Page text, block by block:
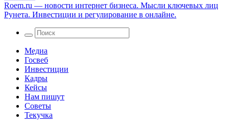
Roem.ru — новости интернет бизнеса. Мысли ключевых лиц
Рунета. Инвестиции и регулирование в онлайне.
Медиа
Госвеб
Инвестиции
Кадры
Кейсы
Нам пишут
Советы
Текучка